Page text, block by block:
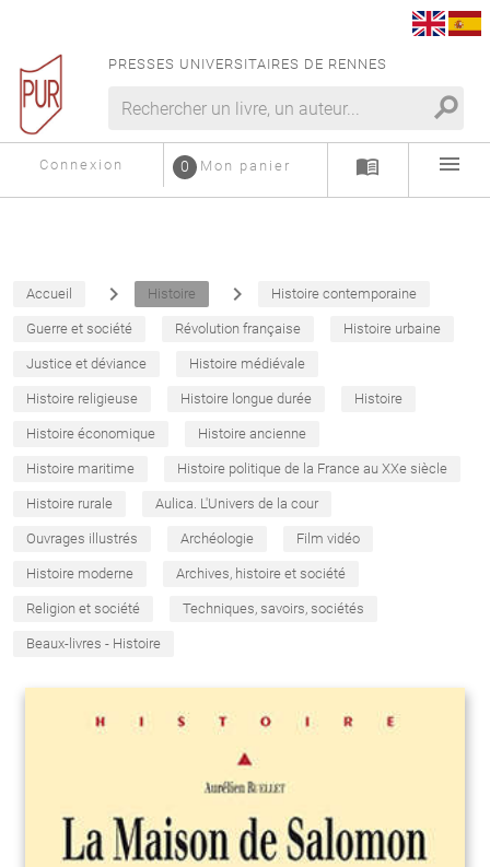
PRESSES UNIVERSITAIRES DE RENNES
search
Connexion Mon panier
0 menu_book menu
Accueil navigate_next Histoire navigate_next Histoire contemporaine
Guerre et société Révolution française Histoire urbaine
Justice et déviance Histoire médiévale
Histoire religieuse Histoire longue durée Histoire
Histoire économique Histoire ancienne
Histoire maritime Histoire politique de la France au XXe siècle
Histoire rurale Aulica. L'Univers de la cour
Ouvrages illustrés Archéologie Film vidéo
Histoire moderne Archives, histoire et société
Religion et société Techniques, savoirs, sociétés
Beaux-livres - Histoire